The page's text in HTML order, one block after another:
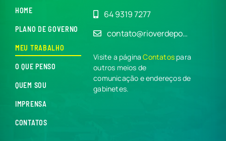
HOME
PLANO DE GOVERNO
MEU TRABALHO
O QUE PENSO
QUEM SOU
IMPRENSA
CONTATOS
64 9319 7277
contato@rioverdepo…
Visite a páginaContatos para
outros meios de
comunicação e endereços de
gabinetes.